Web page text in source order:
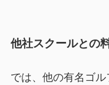
他社スクールとの
では、他の有名ゴ